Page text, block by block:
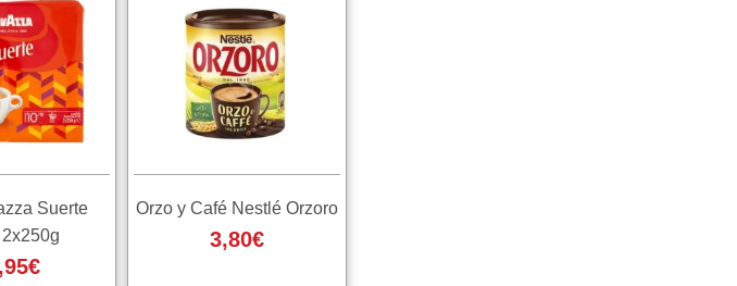
Suerte
€
Orzo y Café Nestlé Orzoro
3,80€